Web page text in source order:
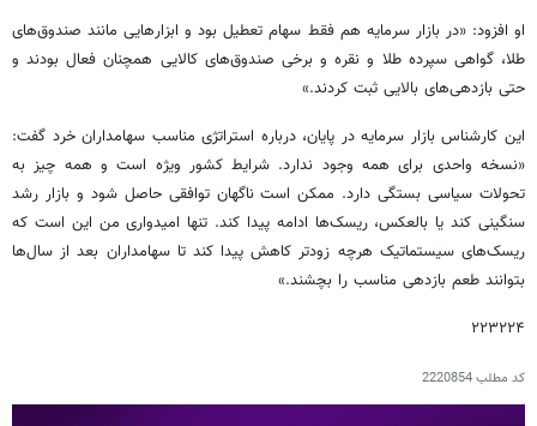
او افزود: «در بازار سرمایه هم فقط سهام تعطیل بود و ابزارهایی مانند صندوق‌های
طلا، گواهی سپرده طلا و نقره و برخی صندوق‌های کالایی همچنان فعال بودند و
حتی بازدهی‌های بالایی ثبت کردند.»
این کارشناس بازار سرمایه در پایان، درباره استراتژی مناسب سهامداران خرد گفت:
«نسخه واحدی برای همه وجود ندارد. شرایط کشور ویژه است و همه چیز به
تحولات سیاسی بستگی دارد. ممکن است ناگهان توافقی حاصل شود و بازار رشد
سنگینی کند یا بالعکس، ریسک‌ها ادامه پیدا کند. تنها امیدواری من این است که
ریسک‌های سیستماتیک هرچه زودتر کاهش پیدا کند تا سهامداران بعد از سال‌ها
بتوانند طعم بازدهی مناسب را بچشند.»
۲۲۳۲۲۴
کد مطلب2220854